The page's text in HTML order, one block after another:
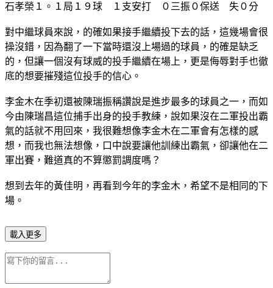
石孝榮１。１局１９球 １支安打 ０三振０保送 失０分
對中繼球員來說，的確如果接手繼續投下去的話，這幾場會很
操沒錯，因為翻了一下當時還沒上場過的球員，的確是缺乏
的，但讓一個沒有球威的投手繼續在場上，更是侮辱對手也徹
底的想要摧殘這位投手的信心。
李金木在季初還被陳瑞振稱讚說是進步最多的球員之一，而如
今由陳瑞昌這位捕手出身的投手教練，說如果沒在二軍投出霸
氣的話就不用回來，我很難想像李金木在二軍會有怎樣的感
想，而我也無法想像，口中說要讓他訓練出霸氣，卻讓他在二
軍出賽，難道真的不算懲罰調度嗎？
想到去年的黃佳明，再看到今年的李金木，希望不是相同的下
場。
載入更多